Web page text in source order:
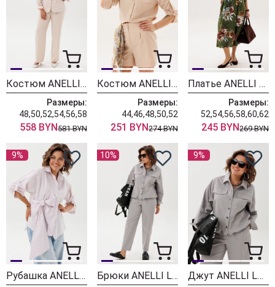
Костюм ANELLI LAUREL 1869 бежевое кружево
Размеры:
48,50,52,54,56,58
558 BYN581 BYN
Костюм ANELLI LAUREL 1372 панна котта
Размеры:
44,46,48,50,52
251 BYN274 BYN
Платье ANELLI LAUREL 1851 дрим гарден
Размеры:
52,54,56,58,60,62
245 BYN269 BYN
9%
Рубашка ANELLI LAUREL 1862 пудра бант
10%
Брюки ANELLI LAUREL 1853 нежно серенький
9%
Джут ANELLI LAUREL 1816 нежно серенький